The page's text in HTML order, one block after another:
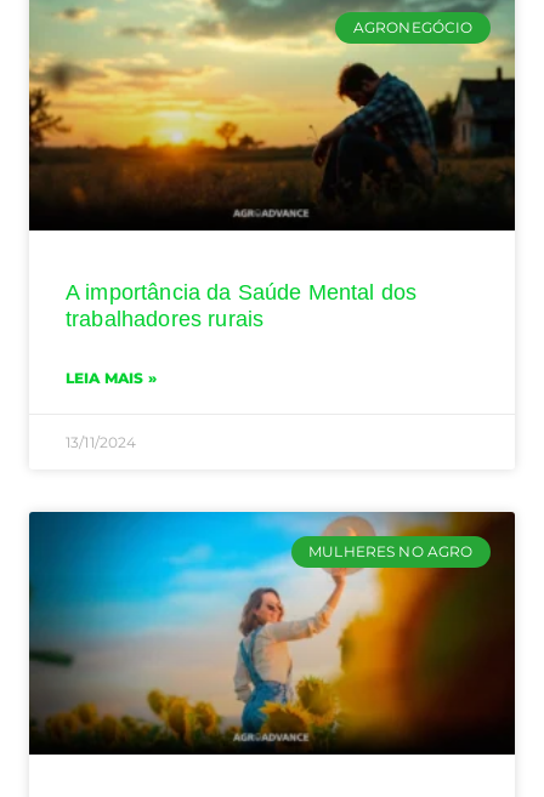
AGRONEGÓCIO
A importância da Saúde Mental dos
trabalhadores rurais
LEIA MAIS »
13/11/2024
MULHERES NO AGRO